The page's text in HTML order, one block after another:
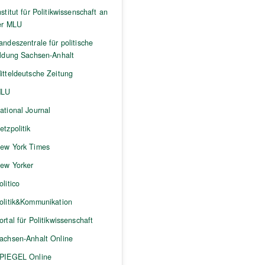
für Politikwissenschaft an
MLU
für politische
Sachsen-Anhalt
Zeitung
Journal
York Times
Yorker
für Politikwissenschaft
Anhalt Online
Online